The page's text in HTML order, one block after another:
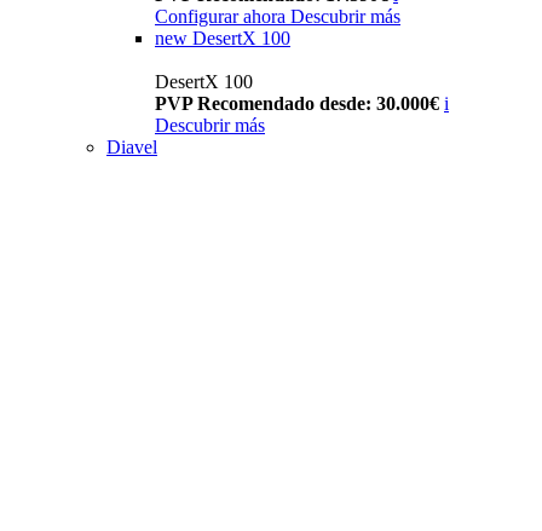
Configurar ahora Descubrir más
new DesertX 100
DesertX 100
PVP Recomendado desde: 30.000€ i
Descubrir más
Diavel